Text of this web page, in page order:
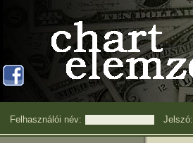
Felhasználói név: Jelszó: